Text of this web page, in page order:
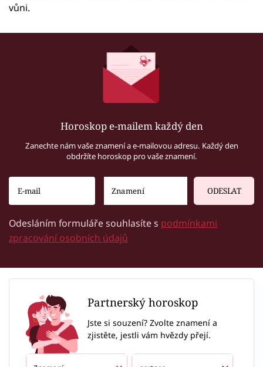
vůni.
Horoskop e-mailem každý den
Zanechte nám vaše znamení a e-mailovou adresu. Každý den
obdržíte horoskop pro vaše znamení.
ODESLAT
Odesláním formuláře souhlasíte s podmínkami
zpracování osobních údajů
Partnerský horoskop
Jste si souzení? Zvolte znamení a
zjistěte, jestli vám hvězdy přejí.